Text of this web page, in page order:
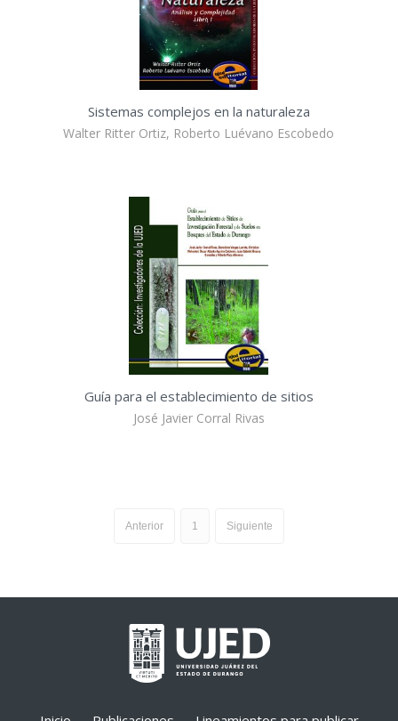
Sistemas complejos en la naturaleza
Walter Ritter Ortiz, Roberto Luévano Escobedo
Guía para el establecimiento de sitios
José Javier Corral Rivas
Anterior 1 Siguiente